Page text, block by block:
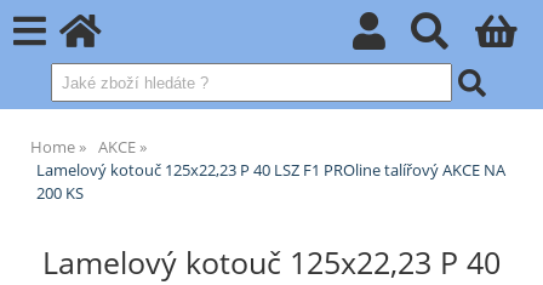
Home
AKCE
Lamelový kotouč 125x22,23 P 40 LSZ F1 PROline talířový AKCE NA
200 KS
Lamelový kotouč 125x22,23 P 40